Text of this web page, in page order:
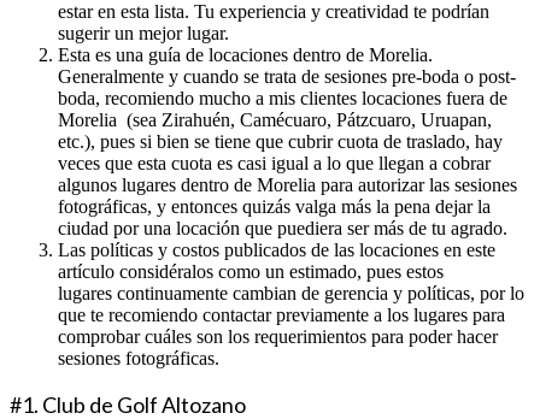
estar en esta lista. Tu experiencia y creatividad te podrían
sugerir un mejor lugar.
Esta es una guía de locaciones dentro de Morelia.
Generalmente y cuando se trata de sesiones pre-boda o post-
boda, recomiendo mucho a mis clientes locaciones fuera de
Morelia (sea Zirahuén, Camécuaro, Pátzcuaro, Uruapan,
etc.), pues si bien se tiene que cubrir cuota de traslado, hay
veces que esta cuota es casi igual a lo que llegan a cobrar
algunos lugares dentro de Morelia para autorizar las sesiones
fotográficas, y entonces quizás valga más la pena dejar la
ciudad por una locación que puediera ser más de tu agrado.
Las políticas y costos publicados de las locaciones en este
artículo considéralos como un estimado, pues estos
lugares continuamente cambian de gerencia y políticas, por lo
que te recomiendo contactar previamente a los lugares para
comprobar cuáles son los requerimientos para poder hacer
sesiones fotográficas.
#1. Club de Golf Altozano